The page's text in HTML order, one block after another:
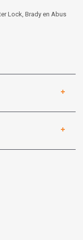
Lock, Brady en Abus